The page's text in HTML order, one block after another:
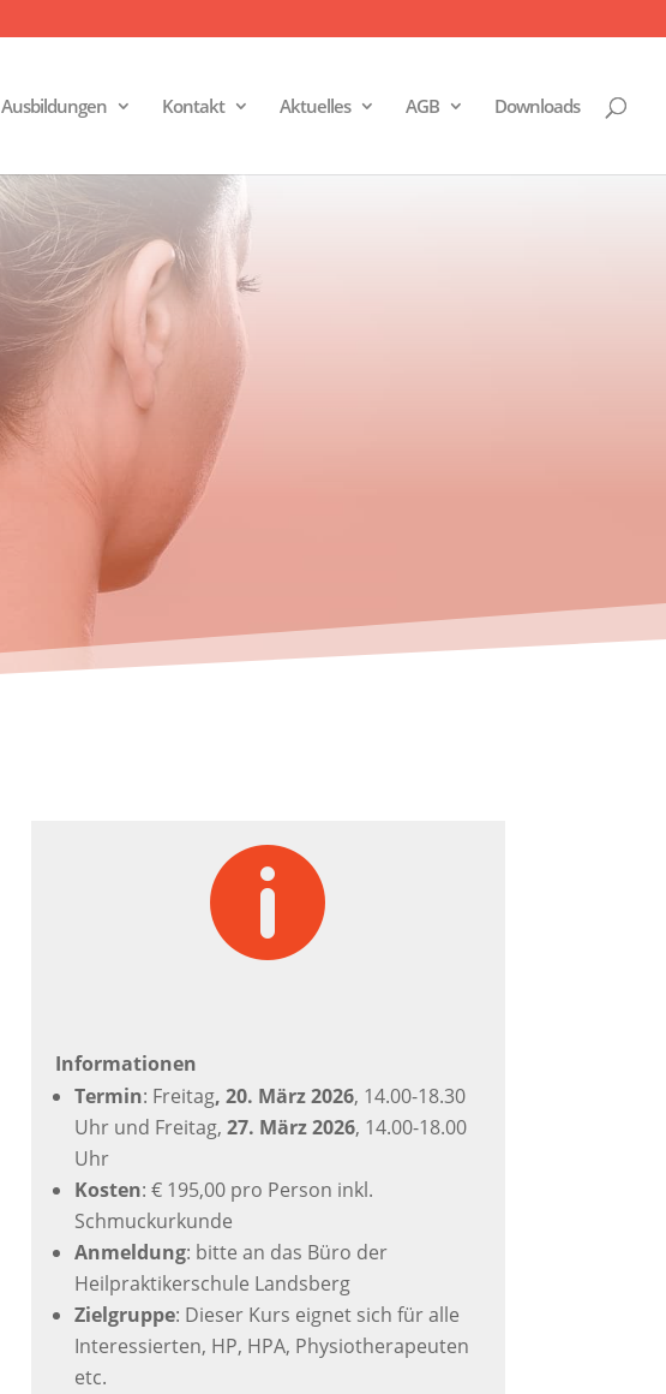
Ausbildungen Kontakt Aktuelles AGB Downloads

Informationen
Termin: Freitag, 20. März 2026, 14.00-18.30
Uhr und Freitag, 27. März 2026, 14.00-18.00
Uhr
Kosten: € 195,00 pro Person inkl.
Schmuckurkunde
Anmeldung: bitte an das Büro der
Heilpraktikerschule Landsberg
Zielgruppe: Dieser Kurs eignet sich für alle
Interessierten, HP, HPA, Physiotherapeuten
etc.